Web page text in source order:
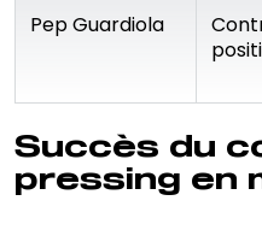
Pep Guardiola
Succès du
pressing en